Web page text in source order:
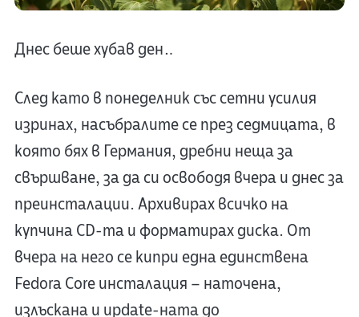
Днес беше хубав ден…
След като в понеделник със сетни усилия
изринах, насъбралите се през седмицата, в
която бях в Германия, дребни неща за
свършване, за да си освободя вчера и днес за
преинсталации. Архивирах всичко на
купчина CD-та и форматирах диска. От
вчера на него се кипри една единствена
Fedora Core инсталация – наточена,
излъскана и update-ната до